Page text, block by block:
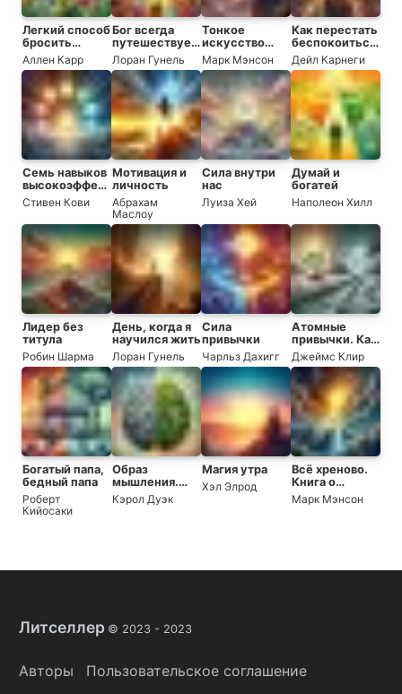
Легкий способ
бросить
курить
Аллен Карр
Бог всегда
путешествует
инкогнито
Лоран Гунель
Тонкое
искусство
пофигизма
Марк Мэнсон
Как перестать
беспокоиться
и начать жить
Дейл Карнеги
Семь навыков
высокоэффективных
людей
Стивен Кови
Мотивация и
личность
Абрахам
Маслоу
Сила внутри
нас
Луиза Хей
Думай и
богатей
Наполеон Хилл
Лидер без
титула
Робин Шарма
День, когда я
научился жить
Лоран Гунель
Сила
привычки
Чарльз Дахигг
Атомные
привычки. Как
приобрести
хорошие
привычки и
избавиться от
плохих
Джеймс Клир
Богатый папа,
бедный папа
Роберт
Кийосаки
Образ
мышления.
Новая
психология
потенциал
Кэрол Дуэк
Магия утра
Хэл Элрод
Всё хреново.
Книга о
надежде
Марк Мэнсон
Литселлер © 2023 - 2023
Авторы Пользовательское соглашение